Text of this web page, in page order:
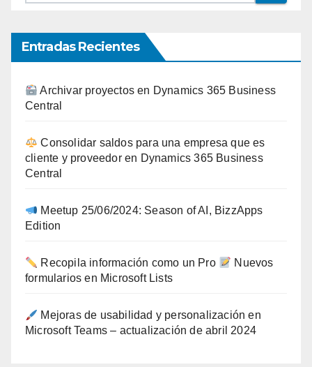
Entradas Recientes
Archivar proyectos en Dynamics 365 Business
Central
Consolidar saldos para una empresa que es
cliente y proveedor en Dynamics 365 Business
Central
Meetup 25/06/2024: Season of AI, BizzApps
Edition
Recopila información como un Pro
Nuevos
formularios en Microsoft Lists
Mejoras de usabilidad y personalización en
Microsoft Teams – actualización de abril 2024